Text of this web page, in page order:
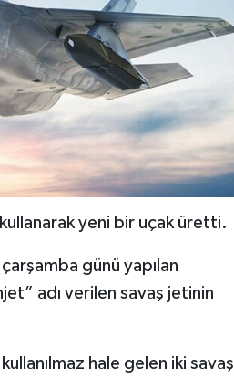
yeni bir uçak üretti.
günü yapılan
adı verilen savaş jetinin
hale gelen iki savaş